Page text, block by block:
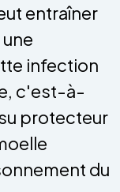
entraîner
infection
c'est-à-
protecteur
du